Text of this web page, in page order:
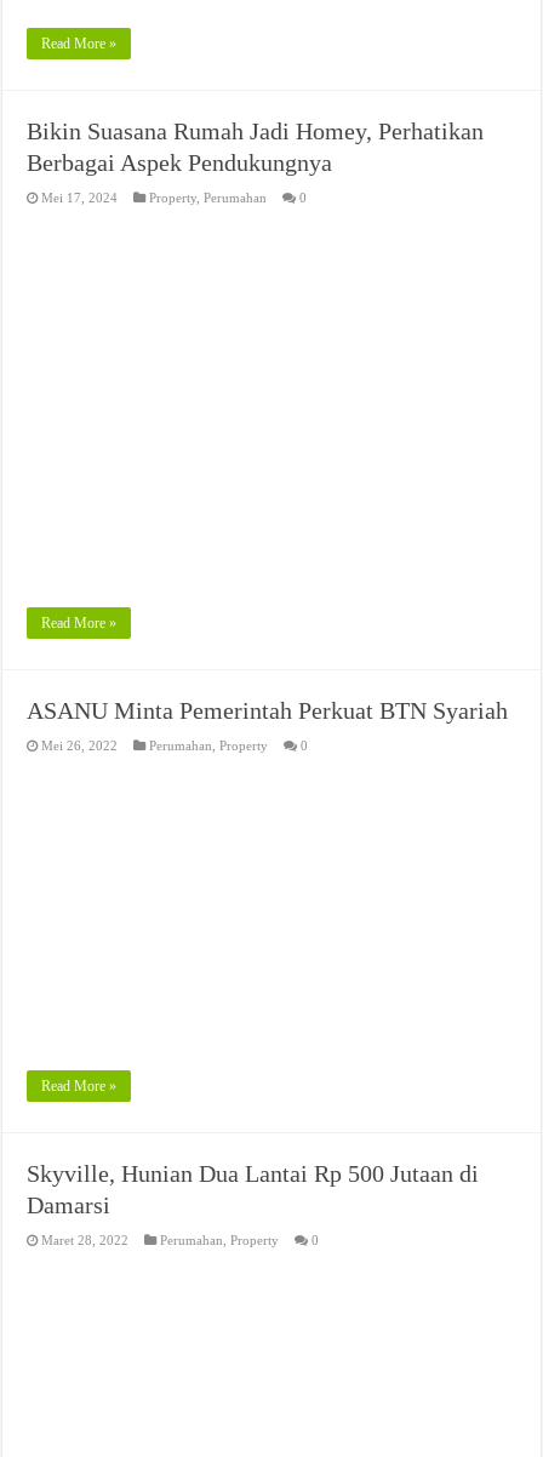
Read More »
Bikin Suasana Rumah Jadi Homey, Perhatikan
Berbagai Aspek Pendukungnya
Mei 17, 2024 Property ,Perumahan 0
Read More »
ASANU Minta Pemerintah Perkuat BTN Syariah
Mei 26, 2022 Perumahan ,Property 0
Read More »
Skyville, Hunian Dua Lantai Rp 500 Jutaan di
Damarsi
Maret 28, 2022 Perumahan ,Property 0